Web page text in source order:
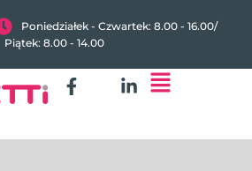
Poniedziałek - Czwartek: 8.00 - 16.00/
Piątek: 8.00 - 14.00